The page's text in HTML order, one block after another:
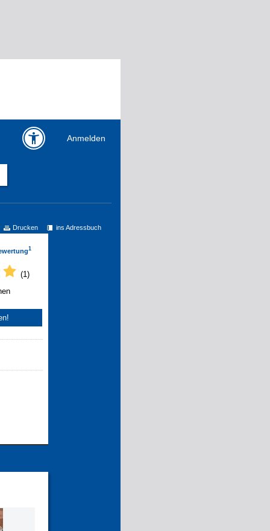
Anmelden
ins Adressbuch
Drucken
1
(1)